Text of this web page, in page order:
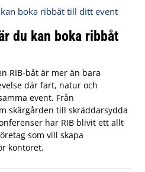
du kan boka ribbåt
RIB-båt är mer än bara
där fart, natur och
event. Från
skärgården till skräddarsydda
har RIB blivit ett allt
som vill skapa
kontoret.